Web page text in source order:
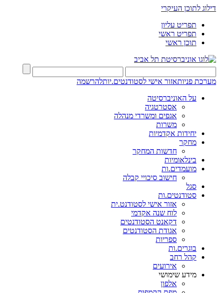
דילוג לתוכן העיקרי
תפריט עליון
תפריט ראשי
תוכן ראשי
מערכת פניותאזור אישי לסטודנטים.יותלהרשמה
על האוניברסיטה
אסטרטגיה
אגפים ומשרדי מנהלה
משרות
יחידות אקדמיות
מחקר
חדשות המחקר
בינלאומיות
מועמדים.ות
חישוב סיכויי קבלה
סגל
סטודנטים.ות
אזור אישי לסטודנט.ית
לוח שנה אקדמי
דקאנט הסטודנטים
אגודת הסטודנטים
ספריות
בוגרים.ות
קהל רחב
אירועים
מידע שימושי
אלפון